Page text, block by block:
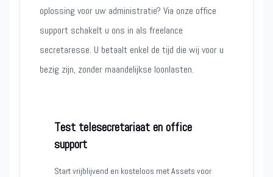
oplossing voor uw administratie? Via onze office
support schakelt u ons in als freelance
secretaresse. U betaalt enkel de tijd die wij voor u
bezig zijn, zonder maandelijkse loonlasten.
Test telesecretariaat en office
support
Start vrijblijvend en kosteloos met Assets voor